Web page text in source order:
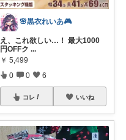
🌸黒衣れいあ🎮
え、これ欲しい…！ 最大1000
円OFFク ...
￥ 5,499
0 0 6
コレ いいね